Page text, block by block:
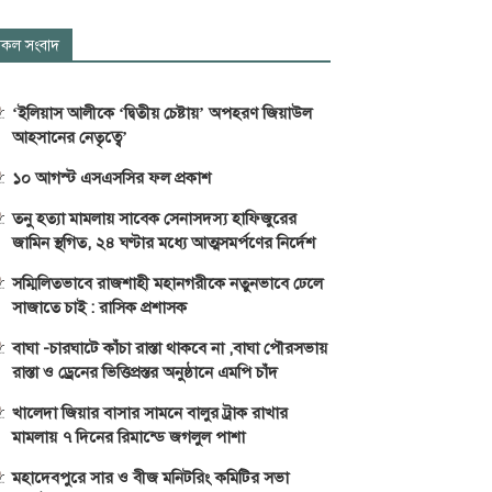
সংবাদ
‘ইলিয়াস আলীকে ‘দ্বিতীয় চেষ্টায়’ অপহরণ জিয়াউল
আহসানের নেতৃত্বে’
১০ আগস্ট এসএসসির ফল প্রকাশ
তনু হত্যা মামলায় সাবেক সেনাসদস্য হাফিজুরের
জামিন স্থগিত, ২৪ ঘণ্টার মধ্যে আত্মসমর্পণের নির্দেশ
সম্মিলিতভাবে রাজশাহী মহানগরীকে নতুনভাবে ঢেলে
সাজাতে চাই : রাসিক প্রশাসক
বাঘা -চারঘাটে কাঁচা রাস্তা থাকবে না ,বাঘা পৌরসভায়
রাস্তা ও ড্রেনের ভিত্তিপ্রস্তর অনুষ্ঠানে এমপি চাঁদ
খালেদা জিয়ার বাসার সামনে বালুর ট্রাক রাখার
মামলায় ৭ দিনের রিমান্ডে জগলুল পাশা
মহাদেবপুরে সার ও বীজ মনিটরিং কমিটির সভা